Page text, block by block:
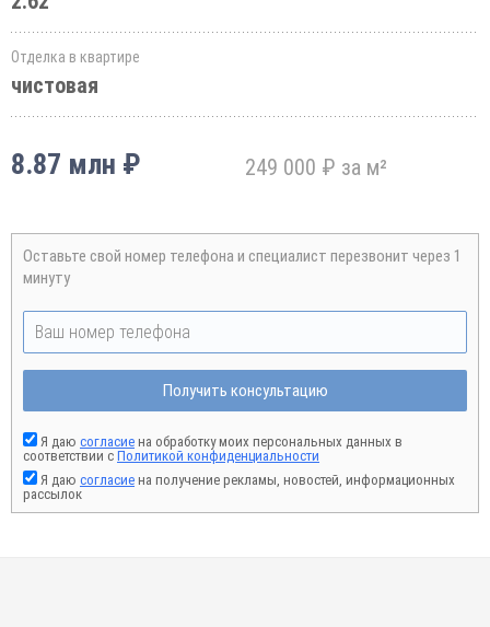
Отделка в квартире
чистовая
8.87 млн ₽ 249 000 ₽ за м²
Оставьте свой номер телефона и специалист перезвонит через 1
минуту
Получить консультацию
Я даю согласие на обработку моих персональных данных в
соответствии с Политикой конфиденциальности
Я даю согласие на получение рекламы, новостей, информационных
рассылок